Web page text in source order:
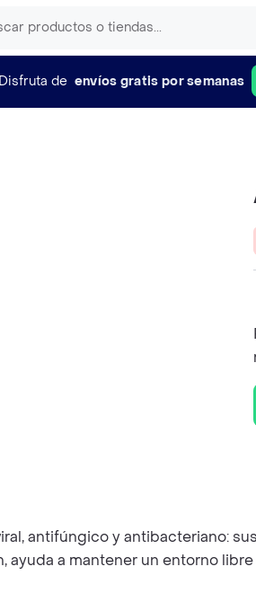
Disfruta de envíos gratis por semanas
antifúngico y antibacteriano:
a mantener un entorno